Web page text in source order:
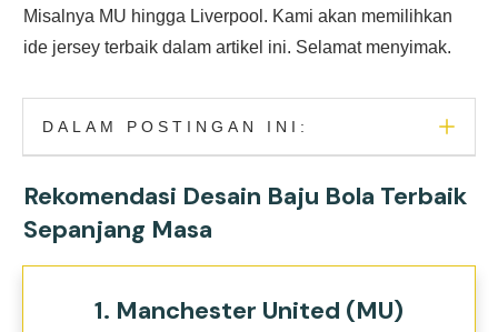
Misalnya MU hingga Liverpool. Kami akan memilihkan
ide jersey terbaik dalam artikel ini. Selamat menyimak.
DALAM POSTINGAN INI:
Rekomendasi Desain Baju Bola Terbaik
Sepanjang Masa
1. Manchester United (MU)